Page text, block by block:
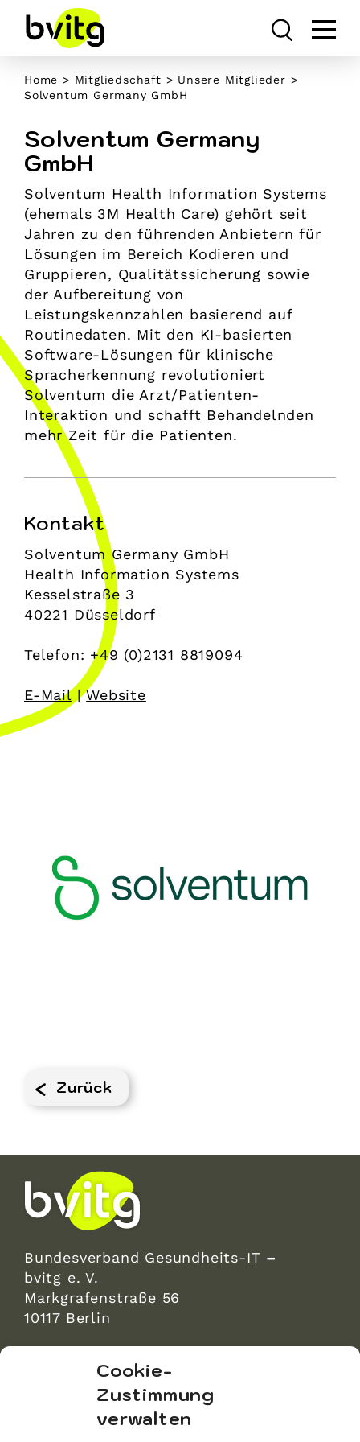
Cookie-
Zustimmung
verwalten
content
Home > Mitgliedschaft > Unsere Mitglieder >
Solventum Germany GmbH
Solventum Germany
GmbH
Solventum Health Information Systems
(ehemals 3M Health Care) gehört seit
Jahren zu den führenden Anbietern für
Lösungen im Bereich Kodieren und
Gruppieren, Qualitätssicherung sowie
der Aufbereitung von
Leistungskennzahlen basierend auf
Routinedaten. Mit den KI-basierten
Software-Lösungen für klinische
Spracherkennung revolutioniert
Solventum die Arzt/Patienten-
Interaktion und schafft Behandelnden
mehr Zeit für die Patienten.
Kontakt
Solventum Germany GmbH
Health Information Systems
Kesselstraße 3
40221 Düsseldorf
Telefon: +49 (0)2131 8819094
E-Mail|Website
Zurück
Bundesverband Gesundheits-IT –
bvitg e. V.
Markgrafenstraße 56
10117 Berlin
Markgrafenstraße 56
10117 Berlin